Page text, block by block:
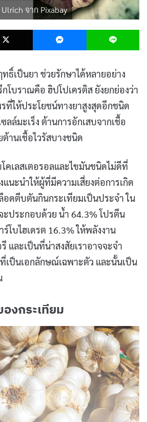
จาก Pixabay
X Messenger
ธิ์เป็นยา ช่วยรักษาได้หลายอย่าง
โบราณคือ ฮิปโปเครติส ยังยกย่องว่า
ที่ให้ประโยชน์ทางยาสูงสุดอีกชนิด
ลล์มะเร็ง ต้านการอักเสบจากเชื้อ
านเชื้อไวรัสบางชนิด
เลสเตอรอลและไขมันชนิดไม่ดีที่
แนะนำให้ผู้ที่มีความเสี่ยงต่อการเกิด
อดตีบตันกินกระเทียมเป็นประจำ ใน
ะประกอบด้วย น้ำ 64.3% โปรตีน
โบไฮเดรต 16.3% ให้พลังงาน
และเป็นที่น่าสงสัยเราอาจจะจำ
เป็นเอกลักษณ์เฉพาะตัว และนั้นเป็น
งกระเทียม